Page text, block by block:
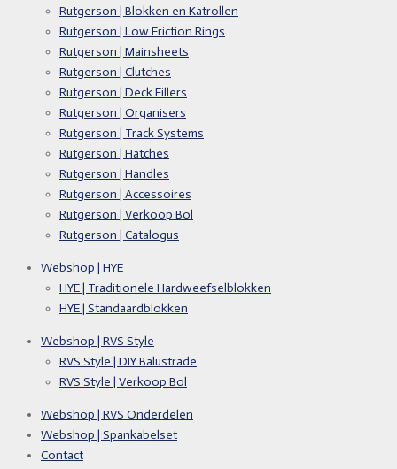
Rutgerson | Blokken en Katrollen
Rutgerson | Low Friction Rings
Rutgerson | Mainsheets
Rutgerson | Clutches
Rutgerson | Deck Fillers
Rutgerson | Organisers
Rutgerson | Track Systems
Rutgerson | Hatches
Rutgerson | Handles
Rutgerson | Accessoires
Rutgerson | Verkoop Bol
Rutgerson | Catalogus
Webshop | HYE
HYE | Traditionele Hardweefselblokken
HYE | Standaardblokken
Webshop | RVS Style
RVS Style | DIY Balustrade
RVS Style | Verkoop Bol
Webshop | RVS Onderdelen
Webshop | Spankabelset
Contact